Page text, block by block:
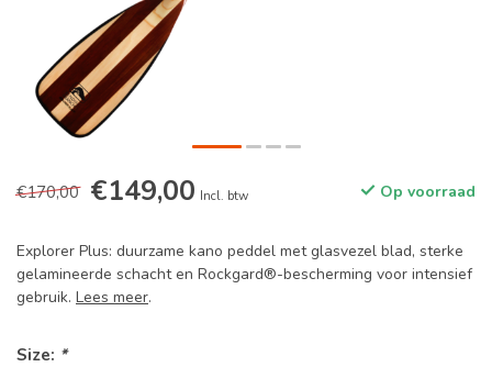
€170,00 €149,00 Incl. btw Op voorraad
Explorer Plus: duurzame kano peddel met glasvezel blad, sterke
gelamineerde schacht en Rockgard®-bescherming voor intensief
gebruik. Lees meer.
Size: *